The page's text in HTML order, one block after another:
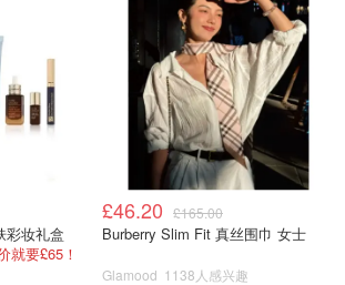
。搭载高速 SSD，提供快速的存储和加
应速度。
彩妆礼盒
就要£65！
£46.20 £165.00
Burberry Slim Fit 真丝围巾 女士
Glamood 1138人感兴趣